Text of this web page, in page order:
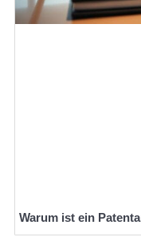
Warum ist ein